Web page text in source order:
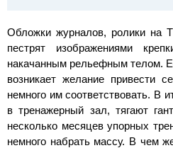
Обложки журналов, ролики на
пестрят изображениями
накачанным рельефным телом.
возникает желание привести
немного им соответствовать. В
в тренажерный зал, тягают
несколько месяцев упорных
немного набрать массу. В чем